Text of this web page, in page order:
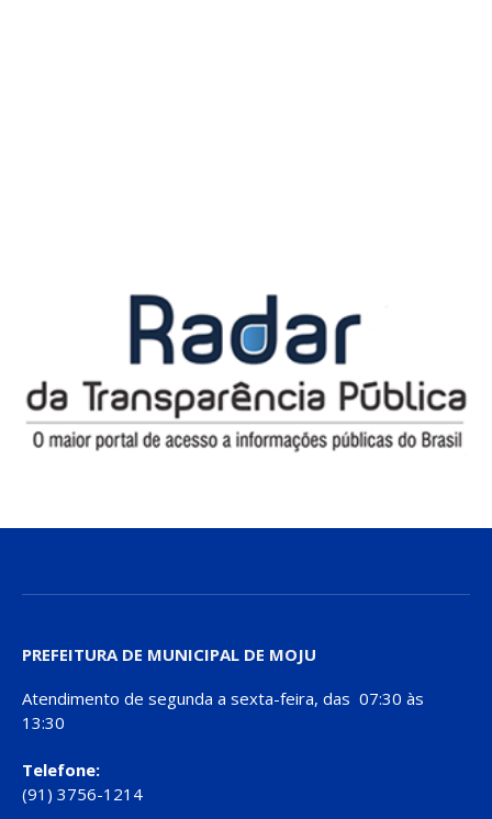
PREFEITURA DE MUNICIPAL DE MOJU
Atendimento de segunda a sexta-feira, das 07:30 às
13:30
Telefone:
(91) 3756-1214